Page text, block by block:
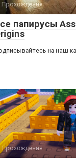
Прохождения
папирусы
на наш
Прохождения